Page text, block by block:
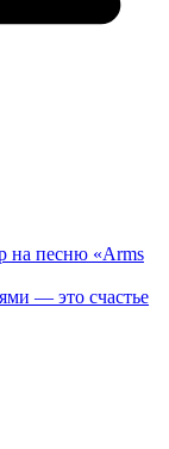
на песню «Arms
— это счастье